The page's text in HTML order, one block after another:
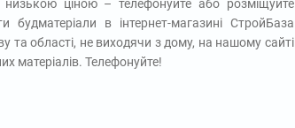
ціною – телефонуйте або розміщуйте
в інтернет-магазині СтройБаза
та області, не виходячи з дому, на нашому сайті
матеріалів. Телефонуйте!